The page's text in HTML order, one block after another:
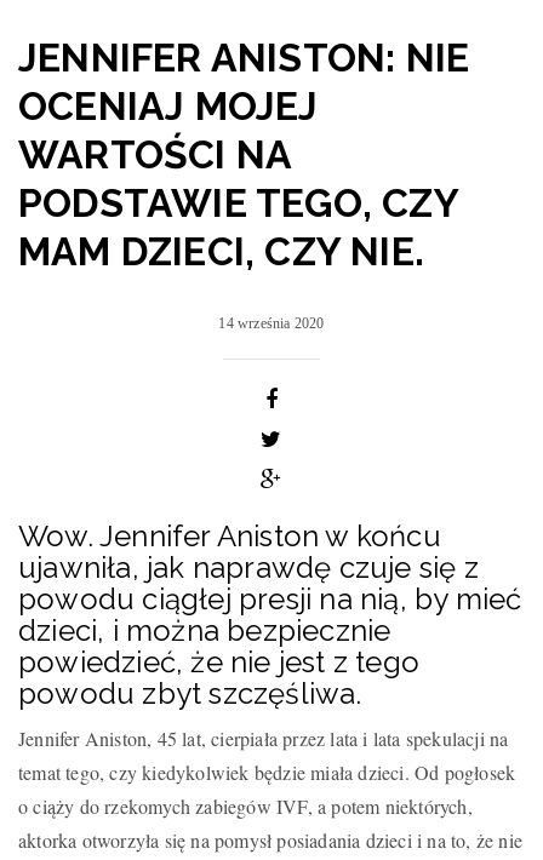
JENNIFER ANISTON: NIE
OCENIAJ MOJEJ
WARTOŚCI NA
PODSTAWIE TEGO, CZY
MAM DZIECI, CZY NIE.
14 września 2020
Wow. Jennifer Aniston w końcu
ujawniła, jak naprawdę czuje się z
powodu ciągłej presji na nią, by mieć
dzieci, i można bezpiecznie
powiedzieć, że nie jest z tego
powodu zbyt szczęśliwa.
Jennifer Aniston, 45 lat, cierpiała przez lata i lata spekulacji na
temat tego, czy kiedykolwiek będzie miała dzieci. Od pogłosek
o ciąży do rzekomych zabiegów IVF, a potem niektórych,
aktorka otworzyła się na pomysł posiadania dzieci i na to, że nie